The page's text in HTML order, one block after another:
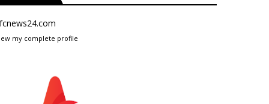
my complete profile